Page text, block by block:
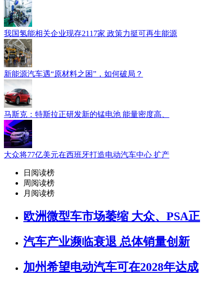
我国氢能相关企业现存2117家 政策力挺可再生能源
新能源汽车遇“原材料之困”，如何破局？
马斯克：特斯拉正研发新的锰电池 能量密度高、
大众将77亿美元在西班牙打造电动汽车中心 扩产
日阅读榜
周阅读榜
月阅读榜
欧洲微型车市场萎缩 大众、PSA正
汽车产业濒临衰退 总体销量创新
加州希望电动汽车可在2028年达成